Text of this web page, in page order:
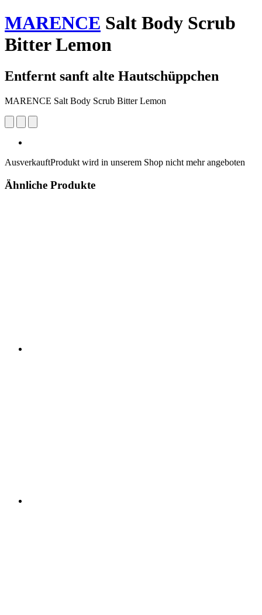
MARENCE Salt Body Scrub
Bitter Lemon
Entfernt sanft alte Hautschüppchen
MARENCE Salt Body Scrub Bitter Lemon
AusverkauftProdukt wird in unserem Shop nicht mehr angeboten
Ähnliche Produkte